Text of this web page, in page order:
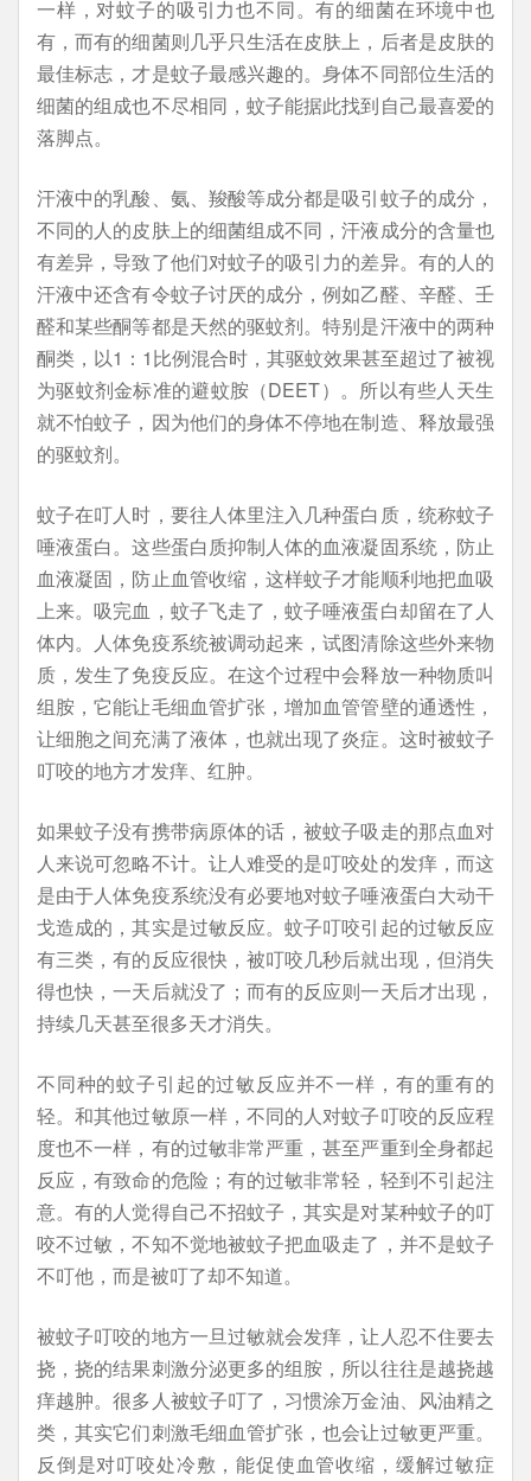
一样，对蚊子的吸引力也不同。有的细菌在环境中也
有，而有的细菌则几乎只生活在皮肤上，后者是皮肤的
最佳标志，才是蚊子最感兴趣的。身体不同部位生活的
细菌的组成也不尽相同，蚊子能据此找到自己最喜爱的
落脚点。
汗液中的乳酸、氨、羧酸等成分都是吸引蚊子的成分，
不同的人的皮肤上的细菌组成不同，汗液成分的含量也
有差异，导致了他们对蚊子的吸引力的差异。有的人的
汗液中还含有令蚊子讨厌的成分，例如乙醛、辛醛、壬
醛和某些酮等都是天然的驱蚊剂。特别是汗液中的两种
酮类，以1：1比例混合时，其驱蚊效果甚至超过了被视
为驱蚊剂金标准的避蚊胺（DEET）。所以有些人天生
就不怕蚊子，因为他们的身体不停地在制造、释放最强
的驱蚊剂。
蚊子在叮人时，要往人体里注入几种蛋白质，统称蚊子
唾液蛋白。这些蛋白质抑制人体的血液凝固系统，防止
血液凝固，防止血管收缩，这样蚊子才能顺利地把血吸
上来。吸完血，蚊子飞走了，蚊子唾液蛋白却留在了人
体内。人体免疫系统被调动起来，试图清除这些外来物
质，发生了免疫反应。在这个过程中会释放一种物质叫
组胺，它能让毛细血管扩张，增加血管管壁的通透性，
让细胞之间充满了液体，也就出现了炎症。这时被蚊子
叮咬的地方才发痒、红肿。
如果蚊子没有携带病原体的话，被蚊子吸走的那点血对
人来说可忽略不计。让人难受的是叮咬处的发痒，而这
是由于人体免疫系统没有必要地对蚊子唾液蛋白大动干
戈造成的，其实是过敏反应。蚊子叮咬引起的过敏反应
有三类，有的反应很快，被叮咬几秒后就出现，但消失
得也快，一天后就没了；而有的反应则一天后才出现，
持续几天甚至很多天才消失。
不同种的蚊子引起的过敏反应并不一样，有的重有的
轻。和其他过敏原一样，不同的人对蚊子叮咬的反应程
度也不一样，有的过敏非常严重，甚至严重到全身都起
反应，有致命的危险；有的过敏非常轻，轻到不引起注
意。有的人觉得自己不招蚊子，其实是对某种蚊子的叮
咬不过敏，不知不觉地被蚊子把血吸走了，并不是蚊子
不叮他，而是被叮了却不知道。
被蚊子叮咬的地方一旦过敏就会发痒，让人忍不住要去
挠，挠的结果刺激分泌更多的组胺，所以往往是越挠越
痒越肿。很多人被蚊子叮了，习惯涂万金油、风油精之
类，其实它们刺激毛细血管扩张，也会让过敏更严重。
反倒是对叮咬处冷敷，能促使血管收缩，缓解过敏症